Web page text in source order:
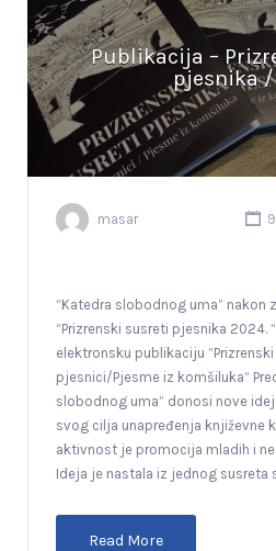
Publikacija –
pjesnika /
masar
“Katedra slobodnog uma” nakon
“Prizrenski susreti pjesnika 2024.
elektronsku publikaciju
pjesnici/Pjesme iz komšiluka”
slobodnog uma” donosi nove
svog cilja unapređenja književne
aktivnost je promocija mladih i
Ideja je nastala iz jednog susreta
Read More